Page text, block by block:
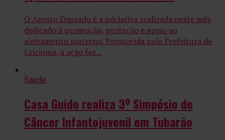
O Agosto Dourado é a iniciativa realizada neste mês
dedicado à promoção, proteção e apoio ao
aleitamento materno. Promovida pela Prefeitura de
Criciúma, a ação faz...
Saúde
Casa Guido realiza 3º Simpósio de
Câncer Infantojuvenil em Tubarão